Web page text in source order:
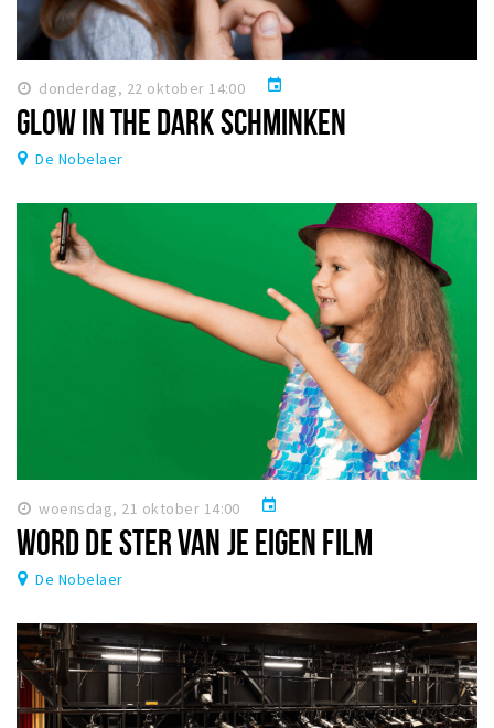
donderdag, 22 oktober 14:00 event
GLOW IN THE DARK SCHMINKEN
De Nobelaer
woensdag, 21 oktober 14:00 event
WORD DE STER VAN JE EIGEN FILM
De Nobelaer